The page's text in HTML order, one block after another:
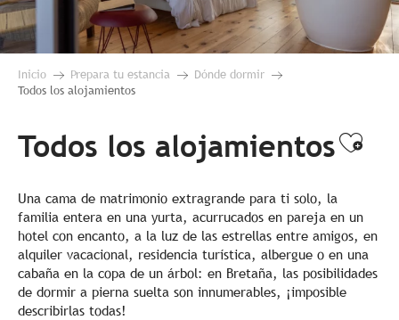
Inicio Prepara tu estancia
Dónde dormir
Todos los alojamientos
Todos los alojamientos
Una cama de matrimonio extragrande para ti solo, la
familia entera en una yurta, acurrucados en pareja en un
hotel con encanto, a la luz de las estrellas entre amigos, en
alquiler vacacional, residencia turística, albergue o en una
cabaña en la copa de un árbol: en Bretaña, las posibilidades
de dormir a pierna suelta son innumerables, ¡imposible
describirlas todas!